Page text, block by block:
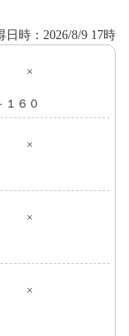
日時：2026/8/9 17時
×
１６０
×
×
×